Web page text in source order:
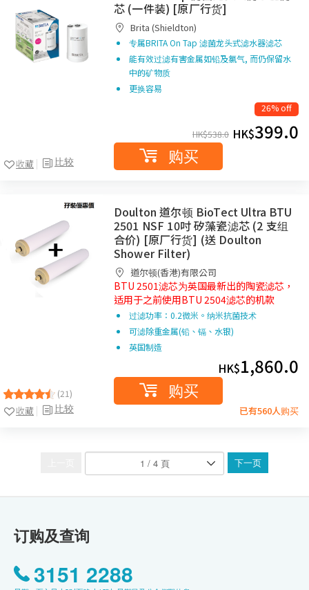
比较
收藏
芯 (一件装) [原厂行货]
Brita (Shieldton)
专属BRITA On Tap 滤菌龙头式滤水器滤芯
能有效过滤有害金属如铅及氯气, 而仍保留水
中的矿物质
更换容易
26% off
HK$538.0 HK$399.0
购买
(21)
比较
收藏
Doulton 道尔顿 BioTect Ultra BTU
2501 NSF 10吋 矽藻瓷滤芯 (2 支组
合价) [原厂行货] (送 Doulton
Shower Filter)
道尔顿(香港)有限公司
BTU 2501滤芯为英国最新出的陶瓷滤芯，
适用于之前使用BTU 2504滤芯的机款
过滤功率：0.2微米。纳米抗菌技术
可滤除重金属(铅、镉、水银)
英国制造
HK$1,860.0
购买
已有560人购买
下一页
订购及查询
3151 2288